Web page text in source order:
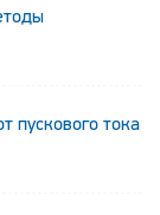
пускового тока